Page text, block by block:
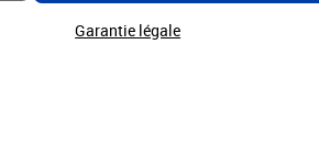
Garantie légale